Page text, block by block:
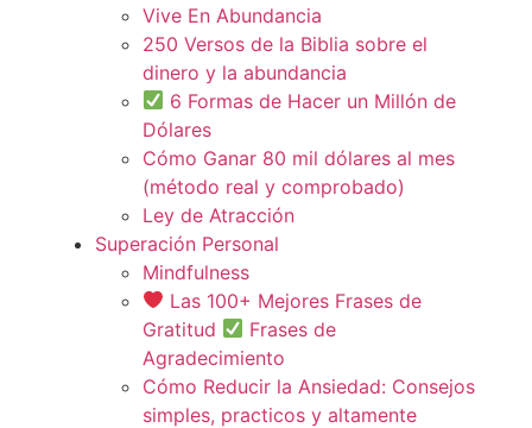
Vive En Abundancia
250 Versos de la Biblia sobre el
dinero y la abundancia
6 Formas de Hacer un Millón de
Dólares
Cómo Ganar 80 mil dólares al mes
(método real y comprobado)
Ley de Atracción
Superación Personal
Mindfulness
Las 100+ Mejores Frases de
Gratitud
Frases de
Agradecimiento
Cómo Reducir la Ansiedad: Consejos
simples, practicos y altamente